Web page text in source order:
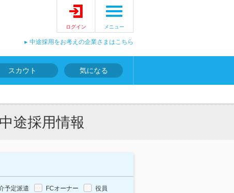
ログイン メニュー
中途採用をお考えの企業さまはこちら
スカウト 気になる
途採用情報
予定派遣 FCオーナー 役員